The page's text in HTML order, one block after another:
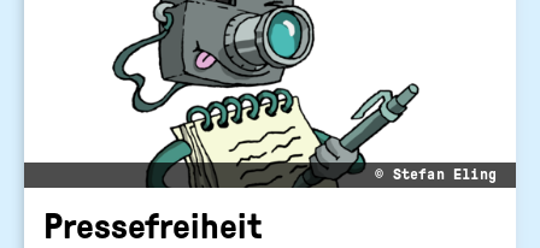
Bundeszentrale
für
politische
Bildung
© Stefan Eling
Pres­se­frei­heit